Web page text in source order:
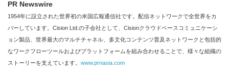
PR Newswire
1954年に設立された世界初の米国広報通信社です。配信ネットワークで全世界をカ
バーしています。Cision Ltd.の子会社として、Cisionクラウドベースコミュニケーシ
ョン製品、世界最大のマルチチャネル、多文化コンテンツ普及ネットワークと包括的
なワークフローツールおよびプラットフォームを組み合わせることで、様々な組織の
ストーリーを支えています。 www.prnasia.com